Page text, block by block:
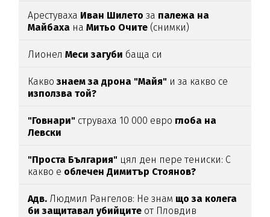
Арестуваха Иван Шилетоза палежа на
Майбаха наМитьо Очите (снимки)
Лионел Меси загуби баща си
Каквознаем за дрона "Майя" и за какво се
използва той?
"Говнари" струваха 10 000 евро глоба на
Левски
"Проста България" цял ден пере тениски: С
какво е облечен Димитър Стоянов?
Адв. Людмил Рангелов: Не знам що за колега
би защитавал убийците от Пловдив